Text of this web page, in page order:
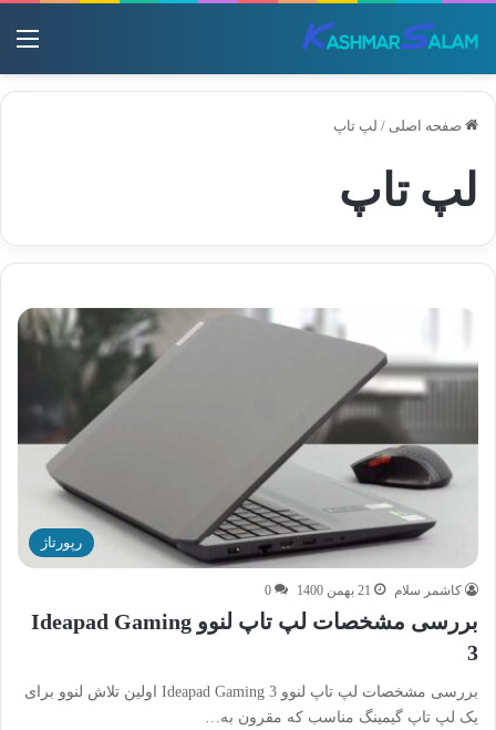
صفحه اصلی / لپ تاپ
لپ تاپ
رپورتاژ
کاشمر سلام 21 بهمن 1400 0
بررسی مشخصات لپ تاپ لنوو Ideapad Gaming
3
بررسی مشخصات لپ تاپ لنوو Ideapad Gaming 3 اولین تلاش لنوو برای
یک لپ تاپ گیمینگ مناسب که مقرون به…